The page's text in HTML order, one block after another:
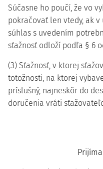
Súčasne ho poučí, že vo
pokračovať len vtedy, ak
súhlas s uvedením
sťažnosť odloží podľa § 6
(3) Sťažnosť, v ktorej
totožnosti, na ktorej
príslušný, najneskôr do
doručenia vráti